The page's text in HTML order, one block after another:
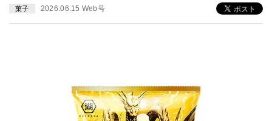
菓子 2026.06.15 Web号